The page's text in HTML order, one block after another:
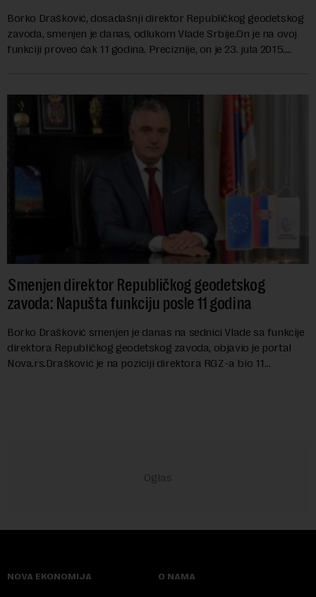
Borko Drašković, dosadašnji direktor Republičkog geodetskog
zavoda, smenjen je danas, odlukom Vlade Srbije.On je na ovoj
funkciji proveo čak 11 godina. Preciznije, on je 23. jula 2015.
Smenjen direktor Republičkog geodetskog
zavoda: Napušta funkciju posle 11 godina
Borko Drašković smenjen je danas na sednici Vlade sa funkcije
direktora Republičkog geodetskog zavoda, objavio je portal
Nova.rs.Drašković je na poziciji direktora RGZ-a bio 11
NOVA EKONOMIJA O NAMA